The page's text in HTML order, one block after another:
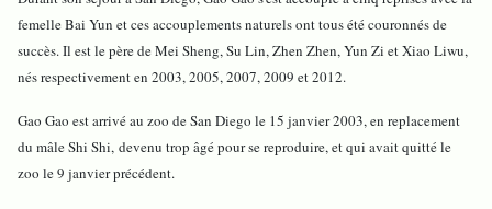
femelle Bai Yun et ces accouplements naturels ont tous été couronnés de
succès. Il est le père de Mei Sheng, Su Lin, Zhen Zhen, Yun Zi et Xiao Liwu,
nés respectivement en 2003, 2005, 2007, 2009 et 2012.
Gao Gao est arrivé au zoo de San Diego le 15 janvier 2003, en replacement
du mâle Shi Shi, devenu trop âgé pour se reproduire, et qui avait quitté le
zoo le 9 janvier précédent.